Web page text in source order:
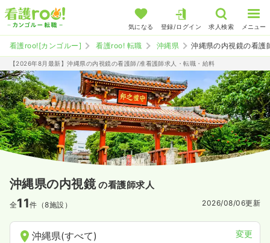
気になる 登録/ログイン 求人検索 メニュー
看護roo![カンゴルー] 看護roo! 転職 沖縄県 沖縄県の内視鏡の看護
【2026年8月最新】沖縄県の内視鏡の看護師/准看護師求人・転職・給料
沖縄県の内視鏡 の看護師求人
全11件（8施設） 2026/08/06更新
沖縄県(すべて) 変更